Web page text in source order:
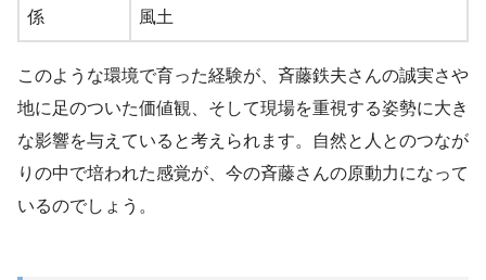
係
風土
このような環境で育った経験が、斉藤鉄夫さんの誠実さや
地に足のついた価値観、そして現場を重視する姿勢に大き
な影響を与えていると考えられます。自然と人とのつなが
りの中で培われた感覚が、今の斉藤さんの原動力になって
いるのでしょう。